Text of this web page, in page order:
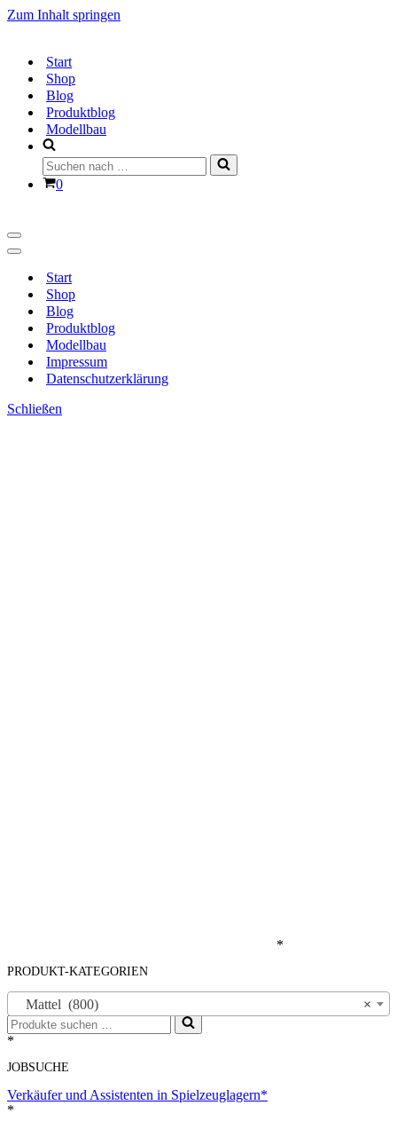
Zum Inhalt springen
Start
Shop
Blog
Produktblog
Modellbau
Suchen
nach …
Warenkorb
0
Navigationsmenü
Navigationsmenü
Start
Shop
Blog
Produktblog
Modellbau
Impressum
Datenschutzerklärung
Schließen
*
PRODUKT-KATEGORIEN
×
Mattel (800)
Suchen
nach …
*
JOBSUCHE
Verkäufer und Assistenten in Spielzeuglagern*
*